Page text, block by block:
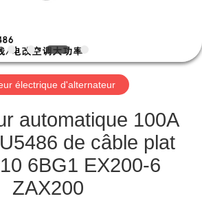
électrique d'alternateur
automatique 100A
de câble plat
6BG1 EX200-6
ZAX200